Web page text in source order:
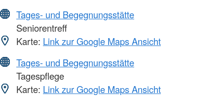
Tages- und Begegnungsstätte
Seniorentreff
Karte: Link zur Google Maps Ansicht
Tages- und Begegnungsstätte
Tagespflege
Karte: Link zur Google Maps Ansicht